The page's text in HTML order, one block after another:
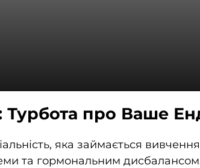
Турбота про Ваше
яка займається
та гормональним